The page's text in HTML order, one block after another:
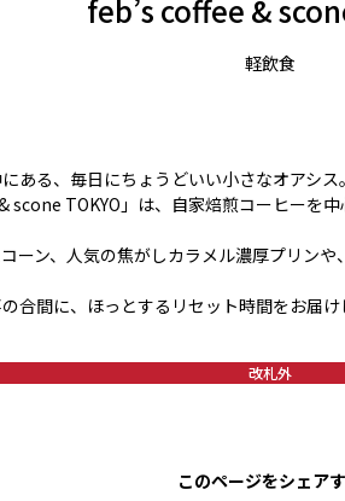
feb’s coffee &
軽飲食
ある、毎日にちょうどいい小さなオアシス。
scone TOKYO」は、自家焙煎コーヒーを
ーン、人気の焦がしカラメル濃厚プリン
合間に、ほっとするリセット時間をお届け
改札外
このページをシェア